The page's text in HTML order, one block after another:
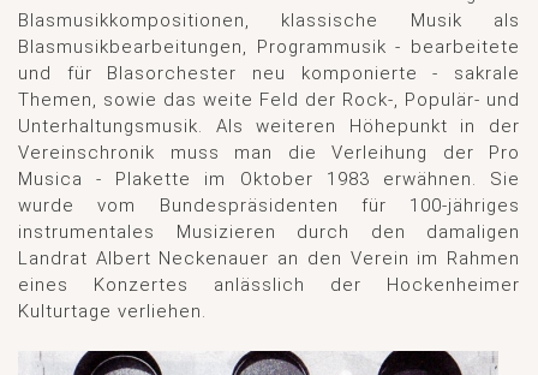
Blasmusikkompositionen, klassische Musik als
Blasmusikbearbeitungen, Programmusik - bearbeitete
und für Blasorchester neu komponierte - sakrale
Themen, sowie das weite Feld der Rock-, Populär- und
Unterhaltungsmusik. Als weiteren Höhepunkt in der
Vereinschronik muss man die Verleihung der Pro
Musica - Plakette im Oktober 1983 erwähnen. Sie
wurde vom Bundespräsidenten für 100-jähriges
instrumentales Musizieren durch den damaligen
Landrat Albert Neckenauer an den Verein im Rahmen
eines Konzertes anlässlich der Hockenheimer
Kulturtage verliehen.